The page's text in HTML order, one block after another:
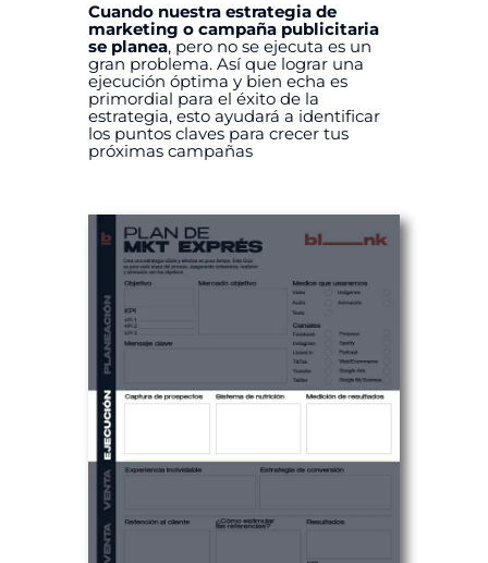
Cuando nuestra estrategia de
marketing o campaña publicitaria
se planea, pero no se ejecuta es un
gran problema. Así que lograr una
ejecución óptima y bien echa es
primordial para el éxito de la
estrategia, esto ayudará a identificar
los puntos claves para crecer tus
próximas campañas